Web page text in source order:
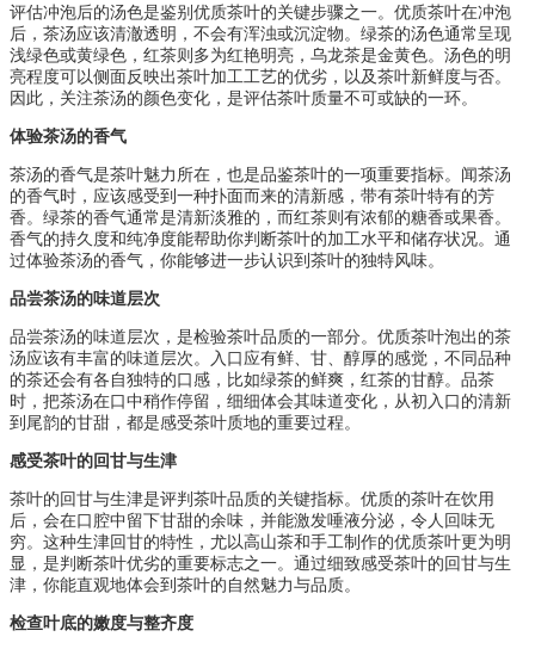
评估冲泡后的汤色是鉴别优质茶叶的关键步骤之一。优质茶叶在冲泡
后，茶汤应该清澈透明，不会有浑浊或沉淀物。绿茶的汤色通常呈现
浅绿色或黄绿色，红茶则多为红艳明亮，乌龙茶是金黄色。汤色的明
亮程度可以侧面反映出茶叶加工工艺的优劣，以及茶叶新鲜度与否。
因此，关注茶汤的颜色变化，是评估茶叶质量不可或缺的一环。
体验茶汤的香气
茶汤的香气是茶叶魅力所在，也是品鉴茶叶的一项重要指标。闻茶汤
的香气时，应该感受到一种扑面而来的清新感，带有茶叶特有的芳
香。绿茶的香气通常是清新淡雅的，而红茶则有浓郁的糖香或果香。
香气的持久度和纯净度能帮助你判断茶叶的加工水平和储存状况。通
过体验茶汤的香气，你能够进一步认识到茶叶的独特风味。
品尝茶汤的味道层次
品尝茶汤的味道层次，是检验茶叶品质的一部分。优质茶叶泡出的茶
汤应该有丰富的味道层次。入口应有鲜、甘、醇厚的感觉，不同品种
的茶还会有各自独特的口感，比如绿茶的鲜爽，红茶的甘醇。品茶
时，把茶汤在口中稍作停留，细细体会其味道变化，从初入口的清新
到尾韵的甘甜，都是感受茶叶质地的重要过程。
感受茶叶的回甘与生津
茶叶的回甘与生津是评判茶叶品质的关键指标。优质的茶叶在饮用
后，会在口腔中留下甘甜的余味，并能激发唾液分泌，令人回味无
穷。这种生津回甘的特性，尤以高山茶和手工制作的优质茶叶更为明
显，是判断茶叶优劣的重要标志之一。通过细致感受茶叶的回甘与生
津，你能直观地体会到茶叶的自然魅力与品质。
检查叶底的嫩度与整齐度